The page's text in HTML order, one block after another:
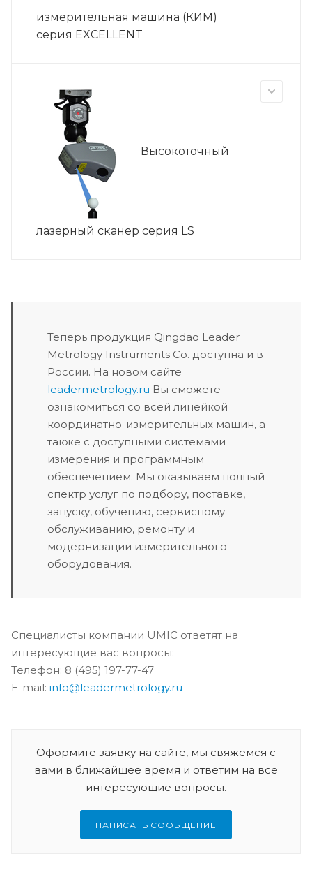
измерительная машина (КИМ)
серия EXCELLENT
Высокоточный
лазерный сканер серия LS
Теперь продукция Qingdao Leader
Metrology Instruments Co. доступна и в
России. На новом сайте
leadermetrology.ru Вы сможете
ознакомиться со всей линейкой
координатно-измерительных машин, а
также с доступными системами
измерения и программным
обеспечением. Мы оказываем полный
спектр услуг по подбору, поставке,
запуску, обучению, сервисному
обслуживанию, ремонту и
модернизации измерительного
оборудования.
Cпециалисты компании UMIC ответят на
интересующие вас вопросы:
Телефон: 8 (495) 197-77-47
E-mail: info@leadermetrology.ru
Оформите заявку на сайте, мы свяжемся с
вами в ближайшее время и ответим на все
интересующие вопросы.
НАПИСАТЬ СООБЩЕНИЕ